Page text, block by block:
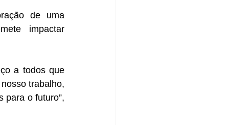
de uma
impactar
a todos que
trabalho,
para o futuro”,